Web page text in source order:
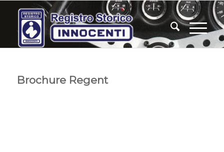
Brochure Regent